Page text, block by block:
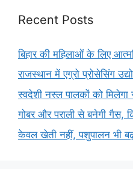
Recent Posts
बिहार की महिलाओं के लिए
राजस्थान में एग्रो प्रोसेसिंग
स्वदेशी नस्ल पालकों को मिलेगा
गोबर और पराली से बनेगी गैस,
केवल खेती नहीं, पशुपालन भी